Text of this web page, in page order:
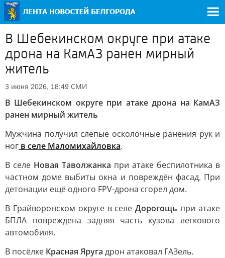
В Шебекинском округе при атаке
дрона на КамАЗ ранен мирный
житель
3 июня 2026, 18:49 СМИ
В Шебекинском округе при атаке дрона на КамАЗ
ранен мирный житель
Мужчина получил слепые осколочные ранения рук и
ног в селе Маломихайловка.
В селе Новая Таволжанка при атаке беспилотника в
частном доме выбиты окна и повреждён фасад. При
детонации ещё одного FPV-дрона сгорел дом.
В Грайворонском округе в селеДорогощь при атаке
БПЛА повреждена задняя часть кузова легкового
автомобиля.
В посёлке Красная Яруга дрон атаковал ГАЗель.